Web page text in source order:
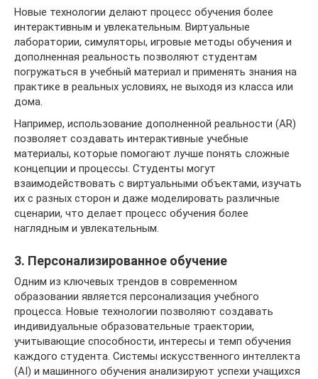
Новые технологии делают процесс обучения более
интерактивным и увлекательным. Виртуальные
лаборатории, симуляторы, игровые методы обучения и
дополненная реальность позволяют студентам
погружаться в учебный материал и применять знания на
практике в реальных условиях, не выходя из класса или
дома.
Например, использование дополненной реальности (AR)
позволяет создавать интерактивные учебные
материалы, которые помогают лучше понять сложные
концепции и процессы. Студенты могут
взаимодействовать с виртуальными объектами, изучать
их с разных сторон и даже моделировать различные
сценарии, что делает процесс обучения более
наглядным и увлекательным.
3. Персонализированное обучение
Одним из ключевых трендов в современном
образовании является персонализация учебного
процесса. Новые технологии позволяют создавать
индивидуальные образовательные траектории,
учитывающие способности, интересы и темп обучения
каждого студента. Системы искусственного интеллекта
(AI) и машинного обучения анализируют успехи учащихся